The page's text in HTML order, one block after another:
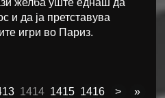
и да ја претставува
игри во Париз.
1414 1415 1416 > »